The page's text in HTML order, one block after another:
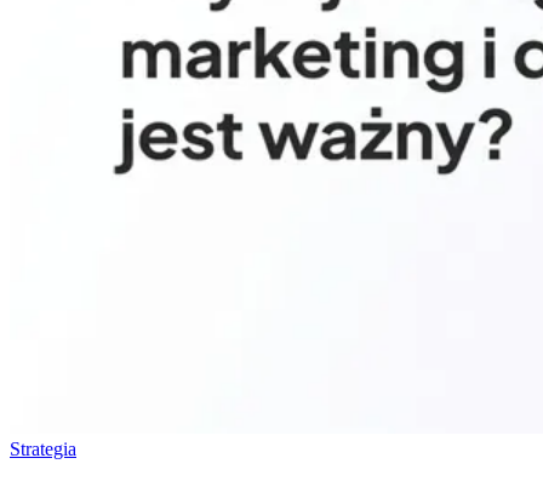
Strategia